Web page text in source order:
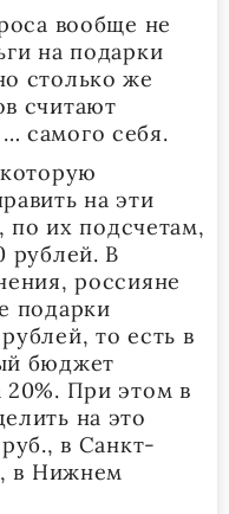
вообще не
на подарки
столько же
считают
самого себя.
на эти
по их подсчетам,
рублей. В
россияне
подарки
то есть в
бюджет
20%. При этом в
на это
в Санкт-
в Нижнем